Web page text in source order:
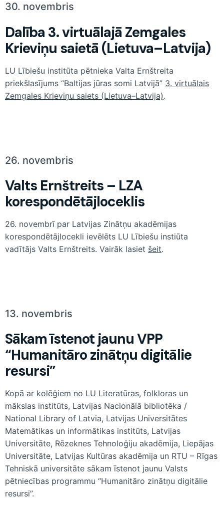
30. novembris
Dalība 3. virtuālajā Zemgales
Krieviņu saietā (Lietuva–Latvija)
LU Lībiešu institūta pētnieka Valta Ernštreita
priekšlasījums “Baltijas jūras somi Latvijā” 3. virtuālais
Zemgales Krieviņu saiets (Lietuva–Latvija).
26. novembris
Valts Ernštreits – LZA
korespondētājloceklis
26. novembrī par Latvijas Zinātņu akadēmijas
korespondētājlocekli ievēlēts LU Lībiešu instiūta
vadītājs Valts Ernštreits. Vairāk lasiet šeit.
13. novembris
Sākam īstenot jaunu VPP
“Humanitāro zinātņu digitālie
resursi”
Kopā ar kolēģiem no LU Literatūras, folkloras un
mākslas institūts, Latvijas Nacionālā bibliotēka /
National Library of Latvia, Latvijas Universitātes
Matemātikas un informātikas institūts, Latvijas
Universitāte, Rēzeknes Tehnoloģiju akadēmija, Liepājas
Universitāte, Latvijas Kultūras akadēmija un RTU – Rīgas
Tehniskā universitāte sākam īstenot jaunu Valsts
pētniecības programmu “Humanitāro zinātņu digitālie
resursi”.